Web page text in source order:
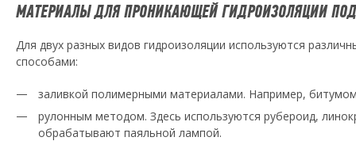
МАТЕРИАЛЫ ДЛЯ ПРОНИКАЮЩЕЙ ГИДРОИЗОЛЯЦИИ
Для двух разных видов гидроизоляции используются
способами:
заливкой полимерными материалами. Например,
рулонным методом. Здесь используются рубероид,
обрабатывают паяльной лампой.